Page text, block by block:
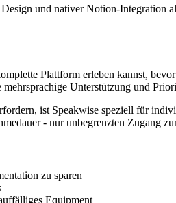
und nativer Notion-Integration
Plattform erleben kannst,
Unterstützung und
ist Speakwise speziell für
- nur unbegrenzten Zugang
zu sparen
Equipment